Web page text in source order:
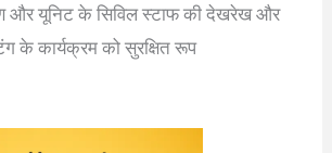
और यूनिट के सिविल स्टाफ की देखरेख और
के कार्यक्रम को सुरक्षित रूप